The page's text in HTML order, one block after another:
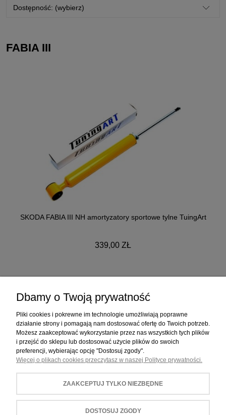
Dostępność: (wybierz)
FABIA III
SKODA FABIA III NH amortyzatory sportowe tylne TuingArt
339,00 ZŁ
ZAKUPY
POMOC
MOJE KONTO
INFORMACJE
Dbamy o Twoją prywatność
Pliki cookies i pokrewne im technologie umożliwiają poprawne
działanie strony i pomagają nam dostosować ofertę do Twoich potrzeb.
Możesz zaakceptować wykorzystanie przez nas wszystkich tych plików
i przejść do sklepu lub dostosować użycie plików do swoich
preferencji, wybierając opcję "Dostosuj zgody".
Więcej o plikach cookies przeczytasz w naszej Polityce prywatności.
ZAAKCEPTUJ TYLKO NIEZBĘDNE
DOSTOSUJ ZGODY